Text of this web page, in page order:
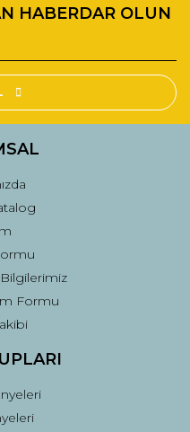
ederiz.
görüntülenemiyor.
bulunuyor.
HABERDAR OLUN
Formu